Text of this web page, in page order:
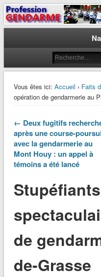
Profession
Le journal des gendarmes
Vous êtes ici: Accueil › Faits
opération de gendarmerie au
← Deux fugitifs
après une course-
avec la gendarmerie au
Mont Houy : un appel à
témoins a été lancé
de
de-Grasse